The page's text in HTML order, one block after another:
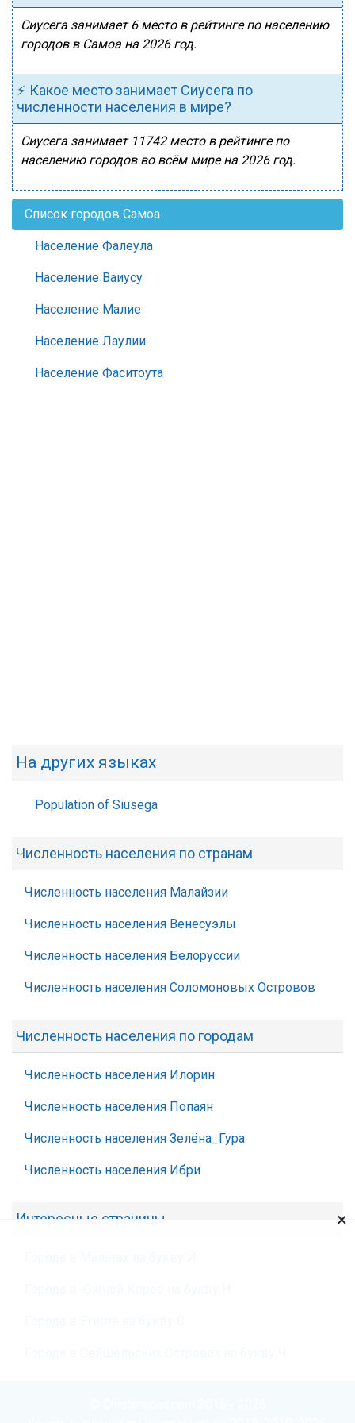
Сиусега занимает 6 место в рейтинге по населению
городов в Самоа на 2026 год.
⚡ Какое место занимает Сиусега по
численности населения в мире?
Сиусега занимает 11742 место в рейтинге по
населению городов во всём мире на 2026 год.
Список городов Самоа
Население Фалеула
Население Ваиусу
Население Малие
Население Лаулии
Население Фаситоута
На других языках
Population of Siusega
Численность населения по странам
Численность населения Малайзии
Численность населения Венесуэлы
Численность населения Белоруссии
Численность населения Соломоновых Островов
Численность населения по городам
Численность населения Илорин
Численность населения Попаян
Численность населения Зелёна_Гура
Численность населения Ибри
Интересные страницы ×